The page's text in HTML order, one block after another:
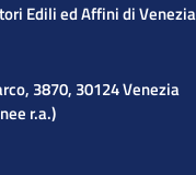
Edili ed Affini di
3870, 30124 Venezia
r.a.)